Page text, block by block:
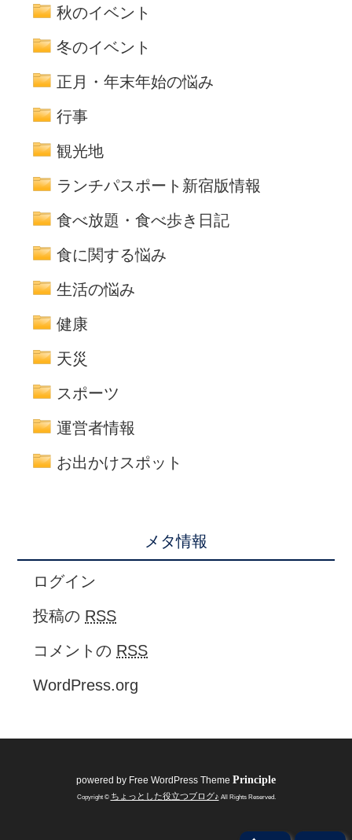
秋のイベント
冬のイベント
正月・年末年始の悩み
行事
観光地
ランチパスポート新宿版情報
食べ放題・食べ歩き日記
食に関する悩み
生活の悩み
健康
天災
スポーツ
運営者情報
お出かけスポット
メタ情報
ログイン
投稿の RSS
コメントの RSS
WordPress.org
powered by Free WordPress Theme Principle
Copyright © ちょっとした役立つブログ♪ All Rights Reserved.